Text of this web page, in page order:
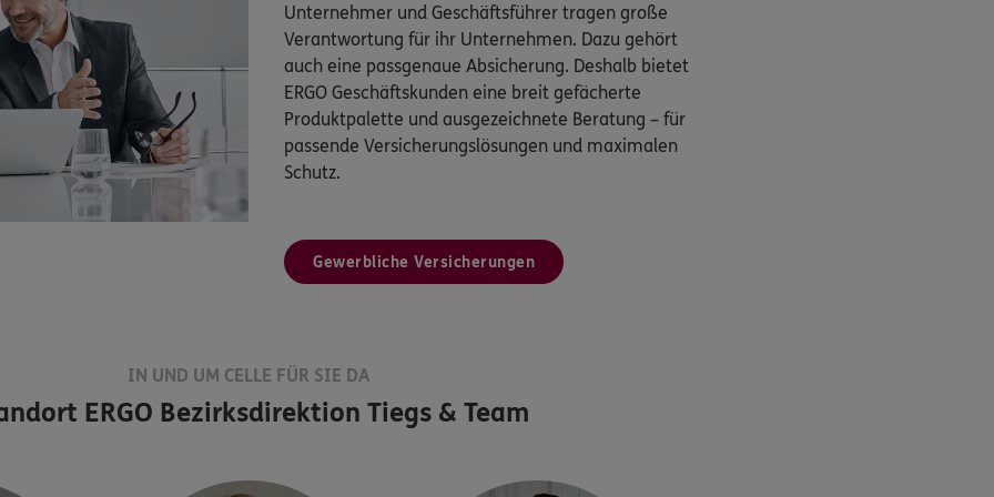
Unternehmer und Geschäftsführer tragen große
Verantwortung für ihr Unternehmen. Dazu gehört
auch eine passgenaue Absicherung. Deshalb bietet
ERGO Geschäftskunden eine breit gefächerte
Produktpalette und ausgezeichnete Beratung – für
passende Versicherungslösungen und maximalen
Schutz.
Gewerbliche Versicherungen
IN UND UM CELLE FÜR SIE DA
ERGO Bezirksdirektion Tiegs & Team